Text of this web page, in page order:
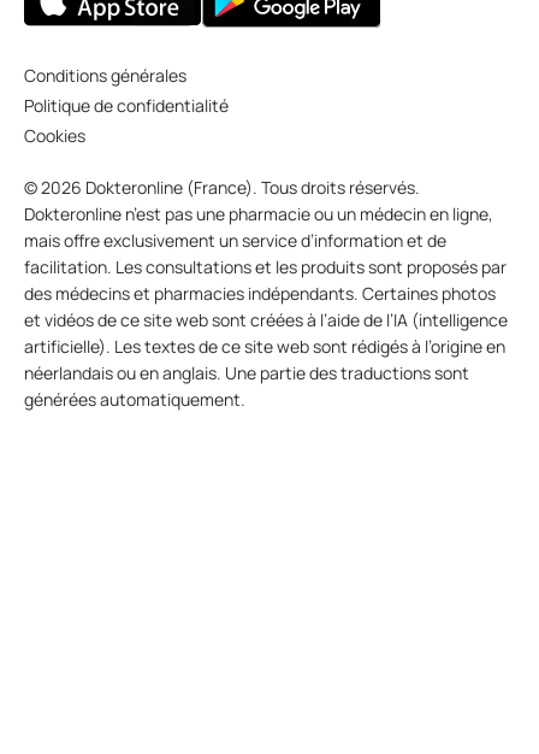
Conditions générales
Politique de confidentialité
Cookies
© 2026 Dokteronline (France). Tous droits réservés.
Dokteronline n’est pas une pharmacie ou un médecin en ligne,
mais offre exclusivement un service d’information et de
facilitation. Les consultations et les produits sont proposés par
des médecins et pharmacies indépendants. Certaines photos
et vidéos de ce site web sont créées à l’aide de l’IA (intelligence
artificielle). Les textes de ce site web sont rédigés à l’origine en
néerlandais ou en anglais. Une partie des traductions sont
générées automatiquement.